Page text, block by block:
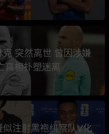
突然离世 曾因涉嫌
真相扑塑迷离
注射黑袍纠察队V化